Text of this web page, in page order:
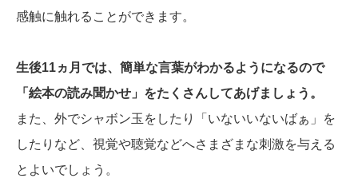
感触に触れることができます。
生後11ヵ月では、簡単な言葉がわかるようになるので
「絵本の読み聞かせ」をたくさんしてあげましょう。
また、外でシャボン玉をしたり「いないいないばぁ」を
したりなど、視覚や聴覚などへさまざまな刺激を与える
とよいでしょう。